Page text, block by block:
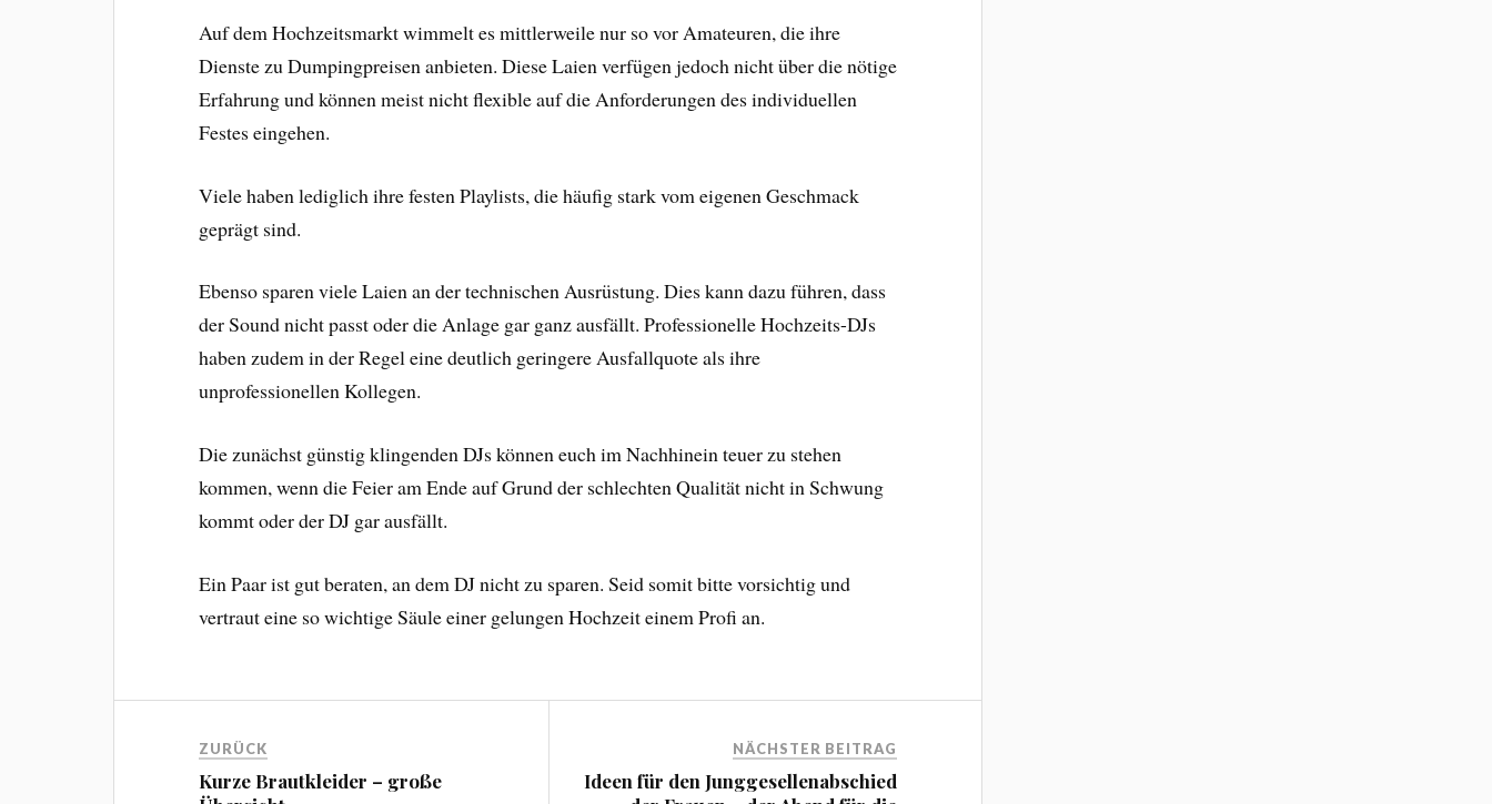
Auf dem Hochzeitsmarkt wimmelt es mittlerweile nur so vor Amateuren, die ihre
Dienste zu Dumpingpreisen anbieten. Diese Laien verfügen jedoch nicht über die nötige
Erfahrung und können meist nicht flexible auf die Anforderungen des individuellen
Festes eingehen.
Viele haben lediglich ihre festen Playlists, die häufig stark vom eigenen Geschmack
geprägt sind.
Ebenso sparen viele Laien an der technischen Ausrüstung. Dies kann dazu führen, dass
der Sound nicht passt oder die Anlage gar ganz ausfällt. Professionelle Hochzeits-DJs
haben zudem in der Regel eine deutlich geringere Ausfallquote als ihre
unprofessionellen Kollegen.
Die zunächst günstig klingenden DJs können euch im Nachhinein teuer zu stehen
kommen, wenn die Feier am Ende auf Grund der schlechten Qualität nicht in Schwung
kommt oder der DJ gar ausfällt.
Ein Paar ist gut beraten, an dem DJ nicht zu sparen. Seid somit bitte vorsichtig und
vertraut eine so wichtige Säule einer gelungen Hochzeit einem Profi an.
ZURÜCK
Kurze Brautkleider – große
NÄCHSTER BEITRAG
Ideen für den Junggesellenabschied